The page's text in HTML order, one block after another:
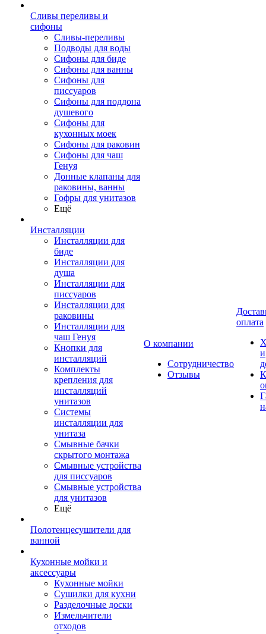
Сливы переливы и
сифоны
Сливы-переливы
Подводы для воды
Сифоны для биде
Сифоны для ванны
Сифоны для
писсуаров
Сифоны для поддона
душевого
Сифоны для
кухонных моек
Сифоны для раковин
Сифоны для чаш
Генуя
Донные клапаны для
раковины, ванны
Гофры для унитазов
Ещё
Инсталляции
Инсталляции для
биде
Инсталляции для
душа
Инсталляции для
писсуаров
Инсталляции для
раковины
Инсталляции для
чаш Генуя
Кнопки для
инсталляций
Комплекты
крепления для
инсталляций
унитазов
Системы
инсталляции для
унитаза
Смывные бачки
скрытого монтажа
Смывные устройства
для писсуаров
Смывные устройства
для унитазов
Ещё
Полотенцесушители для
ванной
Кухонные мойки и
аксессуары
Кухонные мойки
Сушилки для кухни
Разделочные доски
Измельчители
отходов
О компании
Сотрудничество
Отзывы
оплата
и